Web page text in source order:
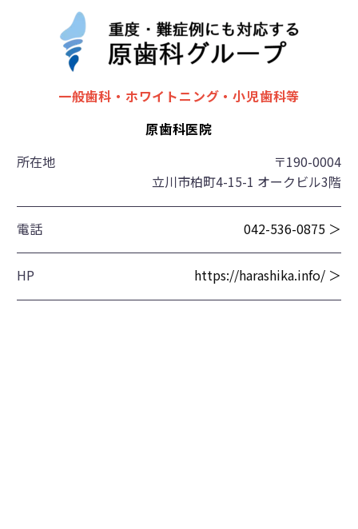
一般歯科・ホワイトニング・小児歯科等
原歯科医院
所在地
〒190-0004
立川市柏町4-15-1 オークビル3階
電話 042-536-0875 ＞
HP https://harashika.info/ ＞